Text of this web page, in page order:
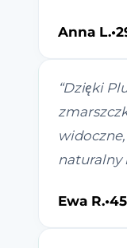
Anna L.•
“Dzięki
widoczne,
naturalny
Ewa R.•